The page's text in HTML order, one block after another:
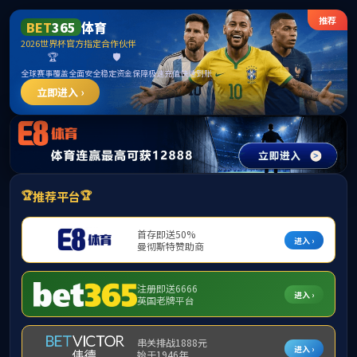
bevictor伟德-bv伟德国际体育官方网站